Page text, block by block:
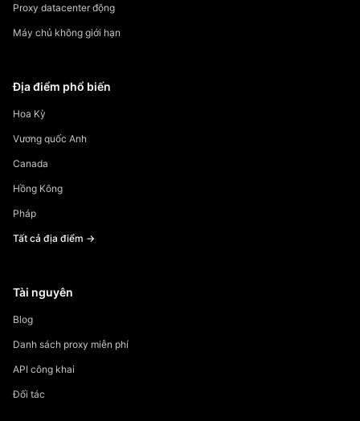
Proxy datacenter động
Máy chủ không giới hạn
Địa điểm phổ biến
Hoa Kỳ
Vương quốc Anh
Canada
Hồng Kông
Pháp
Tất cả địa điểm →
Tài nguyên
Blog
Danh sách proxy miễn phí
API công khai
Đối tác